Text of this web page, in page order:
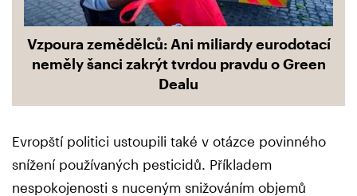
Vzpoura zemědělců: Ani miliardy eurodotací
neměly šanci zakrýt tvrdou pravdu o Green
Dealu
Evropští politici ustoupili také v otázce povinného
snížení používaných pesticidů. Příkladem
nespokojenosti s nuceným snižováním objemů